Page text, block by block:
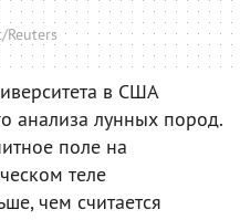
в США
анализа лунных пород.
поле на
теле
чем считается